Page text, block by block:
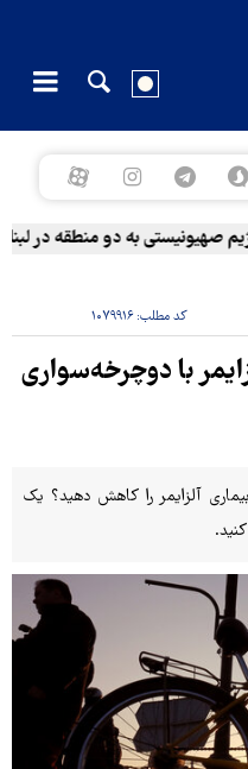
صهیونیستی به دو منطقه در لبنان
کد مطلب:۱۰۷۹۹۱۶
با دوچرخه‌سواری
آلزایمر را کاهش دهید؟ یک